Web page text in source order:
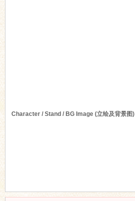
Character / Stand / BG Image (立绘及背景图)